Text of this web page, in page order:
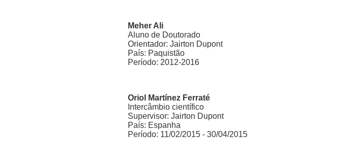
Meher Ali
Aluno de Doutorado
Orientador: Jairton Dupont
País: Paquistão
Período: 2012-2016
Oriol Martínez Ferraté
Intercâmbio científico
Supervisor: Jairton Dupont
País: Espanha
Período: 11/02/2015 - 30/04/2015